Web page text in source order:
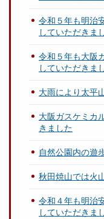
令和５年も明治
していただきま
令和５年も大阪
していただきま
大雨により太平
大阪ガスケミカ
きました
自然公園内の遊
秋田焼山では火
令和４年も明治
していただきま